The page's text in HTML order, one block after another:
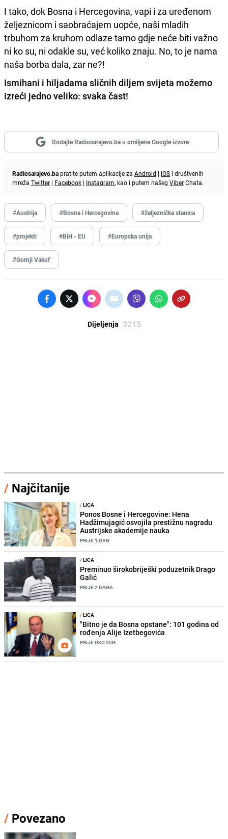
I tako, dok Bosna i Hercegovina, vapi i za uređenom
željeznicom i saobraćajem uopće, naši mladih
trbuhom za kruhom odlaze tamo gdje neće biti važno
ni ko su, ni odakle su, već koliko znaju. No, to je nama
naša borba dala, zar ne?!
Ismihani i hiljadama sličnih diljem svijeta možemo
izreći jedno veliko: svaka čast!
Dodajte Radiosarajevo.ba u omiljene Google izvore
Radiosarajevo.bapratite putem aplikacije za Android | iOS i društvenih
mreža Twitter | Facebook | Instagram, kao i putem našeg ViberChata.
#Austrija #Bosna i Hercegovina #željeznička stanica
#projekti #BiH - EU #Europska unija
#Gornji Vakuf
Dijeljenja 3215
/ Najčitanije
/LICA
Ponos Bosne i Hercegovine: Hena
Hadžimujagić osvojila prestižnu nagradu
Austrijske akademije nauka
PRIJE 1 DAN
/LICA
Preminuo širokobriješki poduzetnik Drago
Galić
PRIJE 2 DANA
/LICA
"Bitno je da Bosna opstane": 101 godina od
rođenja Alije Izetbegovića
PRIJE OKO 20H
/ Povezano